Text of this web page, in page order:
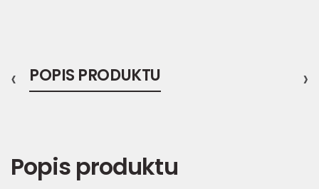
POPIS PRODUKTU
‹ ›
Popis produktu